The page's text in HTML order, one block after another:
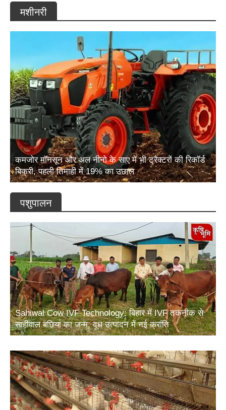
मशीनरी
कमजोर मॉनसून और अल नीनो के साए में भी ट्रैक्टरों की रिकॉर्ड
बिक्री, पहली तिमाही में 19% का उछाल
पशुपालन
Sahiwal Cow IVF Technology: बिहार में IVF तकनीक से
साहीवाल बछिया का जन्म, दूध उत्पादन में नई क्रांति